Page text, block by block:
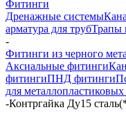
Фитинги
Дренажные системы
арматура для трубТрапы
-
Фитинги из черного
Аксиальные фитинги
фитингиПНД фитинги
для металлопластиковых
-Контргайка Ду15